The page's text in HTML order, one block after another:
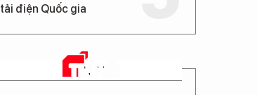
tải điện Quốc gia
TIN MỚI